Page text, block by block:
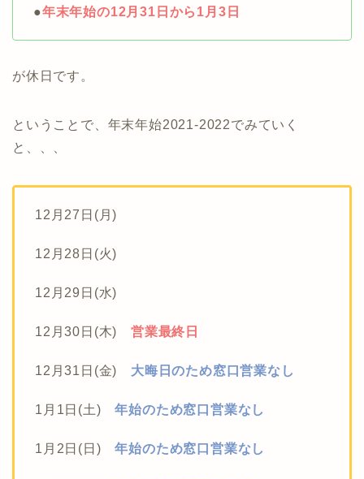
●年末年始の12月31日から1月3日
が休日です。
ということで、年末年始2021-2022でみていく
と、、、
12月27日(月)
12月28日(火)
12月29日(水)
12月30日(木)営業最終日
12月31日(金) 大晦日のため窓口営業なし
1月1日(土)年始のため窓口営業なし
1月2日(日)年始のため窓口営業なし